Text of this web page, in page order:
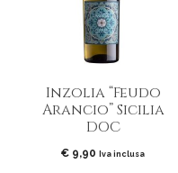
Inzolia “Feudo
Arancio” Sicilia
DOC
€ 9,90 Iva inclusa